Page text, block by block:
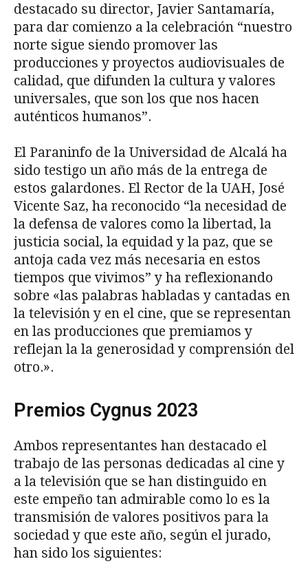
destacado su director, Javier Santamaría,
para dar comienzo a la celebración “nuestro
norte sigue siendo promover las
producciones y proyectos audiovisuales de
calidad, que difunden la cultura y valores
universales, que son los que nos hacen
auténticos humanos”.
El Paraninfo de la Universidad de Alcalá ha
sido testigo un año más de la entrega de
estos galardones. El Rector de la UAH, José
Vicente Saz, ha reconocido “la necesidad de
la defensa de valores como la libertad, la
justicia social, la equidad y la paz, que se
antoja cada vez más necesaria en estos
tiempos que vivimos” y ha reflexionando
sobre «las palabras habladas y cantadas en
la televisión y en el cine, que se representan
en las producciones que premiamos y
reflejan la la generosidad y comprensión del
otro.».
Premios Cygnus 2023
Ambos representantes han destacado el
trabajo de las personas dedicadas al cine y
a la televisión que se han distinguido en
este empeño tan admirable como lo es la
transmisión de valores positivos para la
sociedad y que este año, según el jurado,
han sido los siguientes: